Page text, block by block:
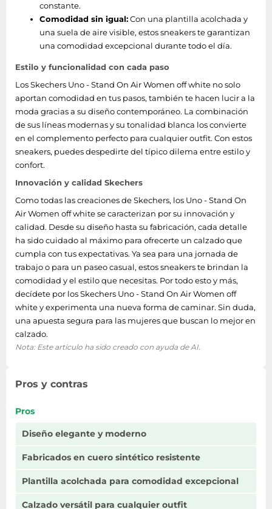
constante.
Comodidad sin igual:Con una plantilla acolchada y
una suela de aire visible, estos sneakers te garantizan
una comodidad excepcional durante todo el día.
Estilo y funcionalidad con cada paso
Los Skechers Uno - Stand On Air Women off white no solo
aportan comodidad en tus pasos, también te hacen lucir a la
moda gracias a su diseño contemporáneo. La combinación
de sus líneas modernas y su tonalidad blanca los convierte
en el complemento perfecto para cualquier outfit. Con estos
sneakers, puedes despedirte del típico dilema entre estilo y
confort.
Innovación y calidad Skechers
Como todas las creaciones de Skechers, los Uno - Stand On
Air Women off white se caracterizan por su innovación y
calidad. Desde su diseño hasta su fabricación, cada detalle
ha sido cuidado al máximo para ofrecerte un calzado que
cumpla con tus expectativas. Ya sea para una jornada de
trabajo o para un paseo casual, estos sneakers te brindan la
comodidad y el estilo que necesitas. Por todo esto y más,
decídete por los Skechers Uno - Stand On Air Women off
white y experimenta una nueva forma de caminar. Sin duda,
una apuesta segura para las mujeres que buscan lo mejor en
calzado.
Nota: Este artículo ha sido creado con ayuda de AI.
Pros y contras
Pros
Diseño elegante y moderno
Fabricados en cuero sintético resistente
Plantilla acolchada para comodidad excepcional
Calzado versátil para cualquier outfit